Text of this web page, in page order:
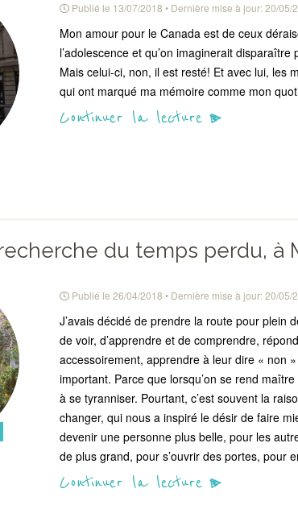
Publié le 13/07/2018 • Dernière mise à jour:20/05/
Mon amour pour le Canada est de ceux
l’adolescence et qu’on imaginerait
Mais celui-ci, non, il est resté! Et avec lui, les
qui ont marqué ma mémoire comme mon
Continuer la lecture
du temps perdu, à
Publié le 26/04/2018 • Dernière mise à jour:20/05/
J’avais décidé de prendre la route pour plein
de voir, d’apprendre et de comprendre,
accessoirement, apprendre à leur dire « non
important. Parce que lorsqu’on se rend
à se tyranniser. Pourtant, c’est souvent la
changer, qui nous a inspiré le désir de faire
devenir une personne plus belle, pour les
de plus grand, pour s’ouvrir des portes, pour
Continuer la lecture